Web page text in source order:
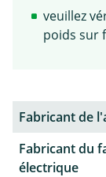
veuillez
poids sur
Fabricant de
Fabricant du
électrique